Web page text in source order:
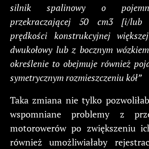
silnik spalinowy o
przekraczającej 50 cm3 [i/lub
prędkości konstrukcyjnej
dwukołowy lub z bocznym
określenie to obejmuje również
symetrycznym rozmieszczeniu kół”
Taka zmiana nie tylko
wspomniane problemy z
motorowerów po zwiększeniu
również umożliwiałaby